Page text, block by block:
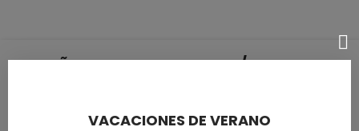
RESEÑAS DE PRODUCTOS / Q&A
VACACIONES DE VERANO